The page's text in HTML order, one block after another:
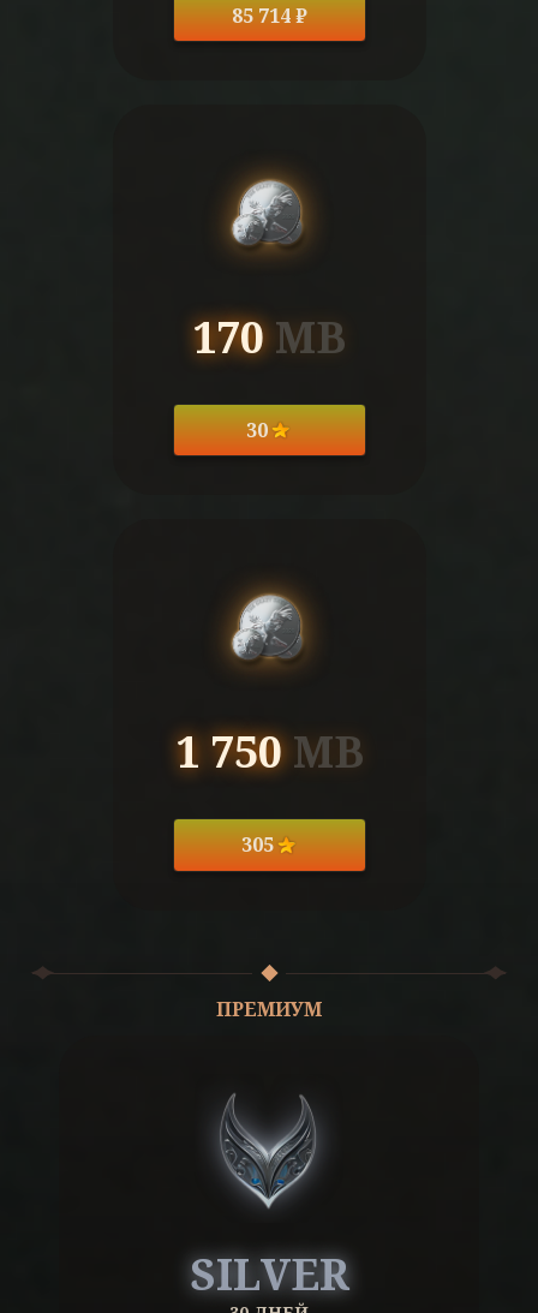
85 714 ₽
170MB
30
1 750MB
305
ПРЕМИУМ
SILVER